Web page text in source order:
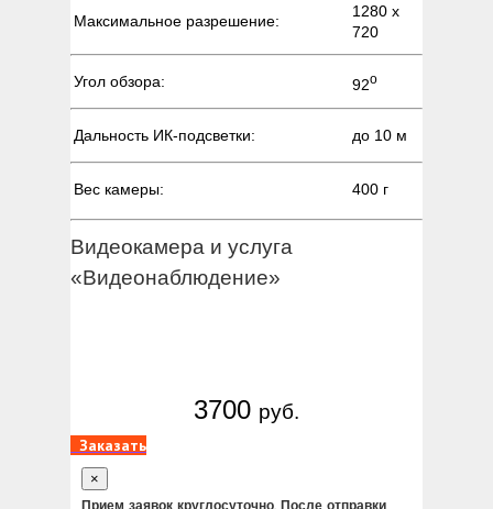
Максимальное разрешение:
1280 х
720
Угол обзора: 92о
Дальность ИК-подсветки: до 10 м
Вес камеры: 400 г
Видеокамера и услуга
«Видеонаблюдение»
3700 руб.
Заказать
×
Прием заявок круглосуточно. После отправки